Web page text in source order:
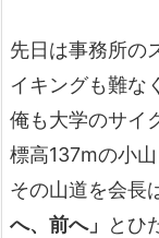
先日は事務所の
イキングも難な
俺も大学のサイ
標高137mの小
その山道を会長
へ、前へ」
とひ